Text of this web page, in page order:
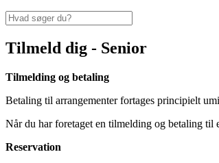
Tilmeld dig - Senior
Tilmelding og betaling
Betaling til arrangementer fortages principielt
Når du har foretaget en tilmelding og betaling til
Reservation